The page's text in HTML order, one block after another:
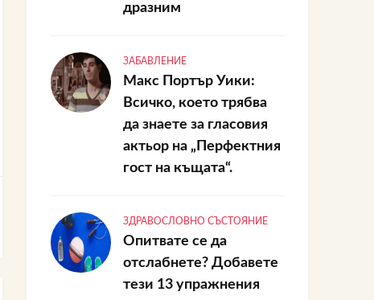
дразним
ЗАБАВЛЕНИЕ
Макс Портър Уики:
Всичко, което трябва
да знаете за гласовия
актьор на „Перфектния
гост на къщата“.
ЗДРАВОСЛОВНО СЪСТОЯНИЕ
Опитвате се да
отслабнете? Добавете
тези 13 упражнения